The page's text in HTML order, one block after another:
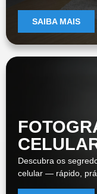
SAIBA MAIS
Descubra os
celular — rápido,